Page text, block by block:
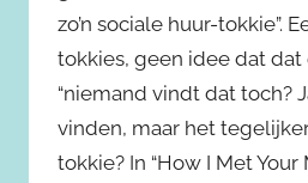
zo’n sociale huur-tokkie”.
tokkies, geen idee dat
“niemand vindt dat toch?
vinden, maar het
tokkie? In “How I Met